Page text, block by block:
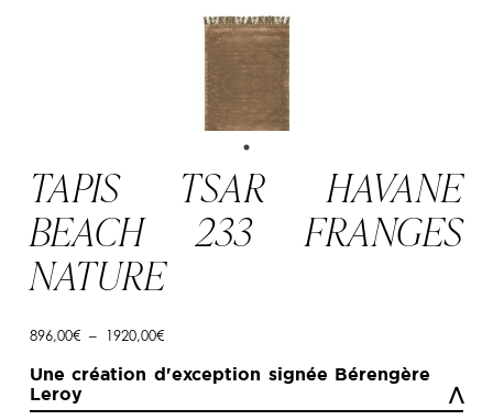
TAPIS TSAR HAVANE
BEACH 233 FRANGES
NATURE
896,00€ – 1920,00€Plage
896,00€
Une création d'exception signée Bérengère
Leroy